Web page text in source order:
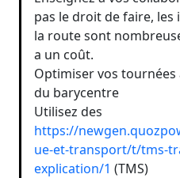
pas le droit de faire,
la route sont
a un coût.
Optimiser vos
du barycentre
Utilisez des
https://
ue-et-transport/t/tms-
explication/1 (TMS)